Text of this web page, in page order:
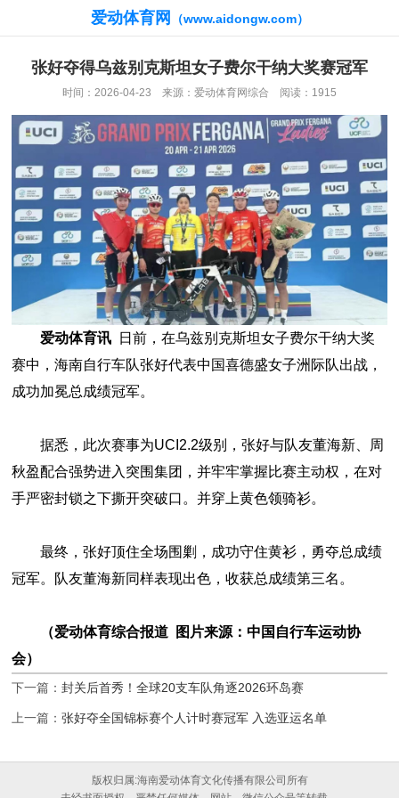
爱动体育网 （www.aidongw.com）
张好夺得乌兹别克斯坦女子费尔干纳大奖赛冠军
时间：2026-04-23 来源：爱动体育网综合 阅读：1915
爱动体育讯 日前，在乌兹别克斯坦女子费尔干纳大奖
赛中，海南自行车队张好代表中国喜德盛女子洲际队出战，
成功加冕总成绩冠军。
据悉，此次赛事为UCI2.2级别，张好与队友董海新、周
秋盈配合强势进入突围集团，并牢牢掌握比赛主动权，在对
手严密封锁之下撕开突破口。并穿上黄色领骑衫。
最终，张好顶住全场围剿，成功守住黄衫，勇夺总成绩
冠军。队友董海新同样表现出色，收获总成绩第三名。
（爱动体育综合报道 图片来源：中国自行车运动协
会）
下一篇：封关后首秀！全球20支车队角逐2026环岛赛
上一篇：张好夺全国锦标赛个人计时赛冠军 入选亚运名单
版权归属:海南爱动体育文化传播有限公司所有